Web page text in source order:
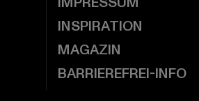
INSPIRATION
MAGAZIN
BARRIEREFREI-INFO